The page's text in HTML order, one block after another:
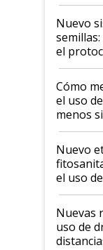
Nuevo
el
Cómo
el uso
menos
fina
Nuevo
el uso
Nuevas
uso de